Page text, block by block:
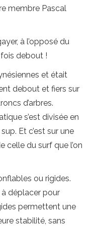
membre Pascal
à l’opposé du
debout !
et était
debout et fiers sur
d’arbres.
s’est divisée en
Et c’est sur une
celle du surf que l’on
ou rigides.
déplacer pour
permettent une
stabilité, sans